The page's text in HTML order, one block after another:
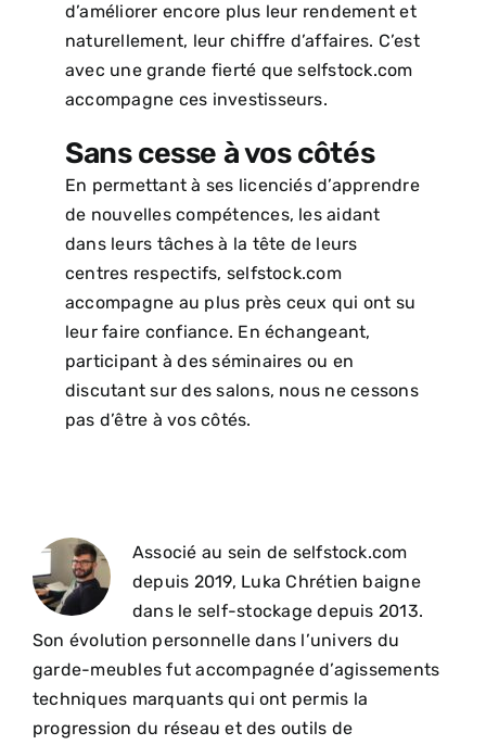
d’améliorer encore plus leur rendement et
naturellement, leur chiffre d’affaires. C’est
avec une grande fierté que selfstock.com
accompagne ces investisseurs.
Sans cesse à vos côtés
En permettant à ses licenciés d’apprendre
de nouvelles compétences, les aidant
dans leurs tâches à la tête de leurs
centres respectifs, selfstock.com
accompagne au plus près ceux qui ont su
leur faire confiance. En échangeant,
participant à des séminaires ou en
discutant sur des salons, nous ne cessons
pas d’être à vos côtés.
Associé au sein de selfstock.com
depuis 2019, Luka Chrétien baigne
dans le self-stockage depuis 2013.
Son évolution personnelle dans l’univers du
garde-meubles fut accompagnée d’agissements
techniques marquants qui ont permis la
progression du réseau et des outils de